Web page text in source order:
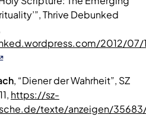
Thrive Debunked
2012/07/
, “Diener der Wahrheit”, SZ
https://sz-
texte/anzeigen/